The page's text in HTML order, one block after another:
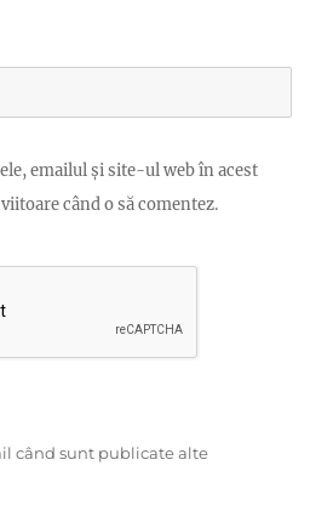
emailul și site-ul web în acest
când o să comentez.
când sunt publicate alte